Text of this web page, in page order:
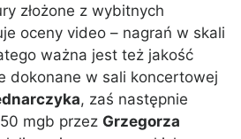
złożone z wybitnych
oceny video – nagrań w skali
ważna jest też jakość
dokonane w sali koncertowej
, zaś następnie
mgb przez Grzegorza